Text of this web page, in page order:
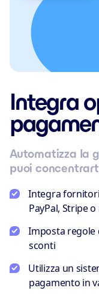
Integra
Automatizza la
puoi
Integra
PayPal, Stripe
Imposta regole
sconti
Utilizza un
pagamento in